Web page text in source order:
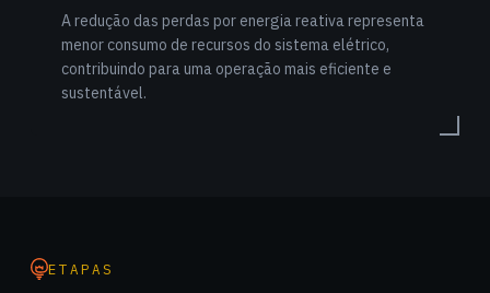
A redução das perdas por energia reativa representa
menor consumo de recursos do sistema elétrico,
contribuindo para uma operação mais eficiente e
sustentável.
ETAPAS